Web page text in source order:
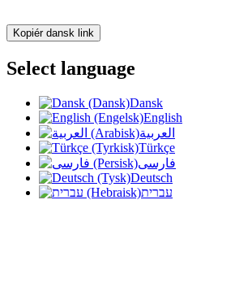
Kopiér dansk link
Select language
Dansk
English
العربية
Türkçe
فارسی
Deutsch
עברית